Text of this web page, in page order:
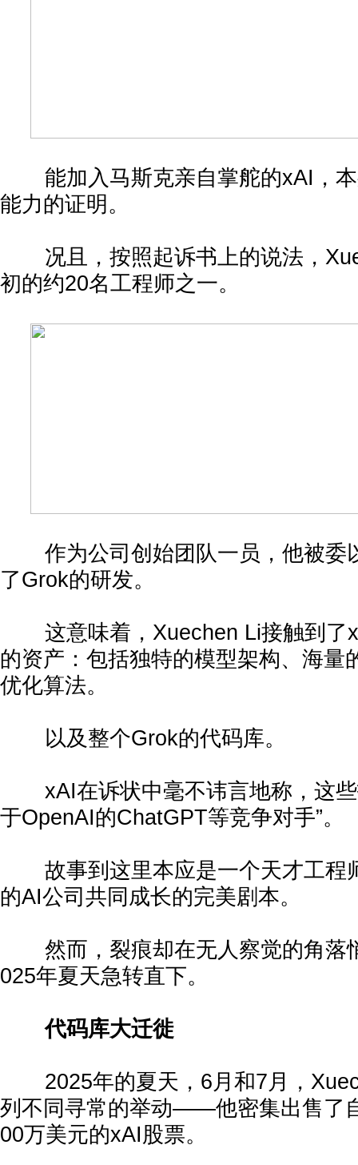
能加入马斯克亲自掌舵的xAI，本
能力的证明。
况且，按照起诉书上的说法，
初的约20名工程师之一。
作为公司创始团队一员，他被委
了Grok的研发。
这意味着，Xuechen Li接触到了
的资产：包括独特的模型架构、海量
优化算法。
以及整个Grok的代码库。
xAI在诉状中毫不讳言地称，这些
于OpenAI的ChatGPT等竞争对手”。
故事到这里本应是一个天才工程
的AI公司共同成长的完美剧本。
然而，裂痕却在无人察觉的角落
025年夏天急转直下。
代码库大迁徙
2025年的夏天，6月和7月，
列不同寻常的举动——他密集出售了
00万美元的xAI股票。